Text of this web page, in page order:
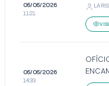
05/05/2026
11:21
05/05/2026
14:33